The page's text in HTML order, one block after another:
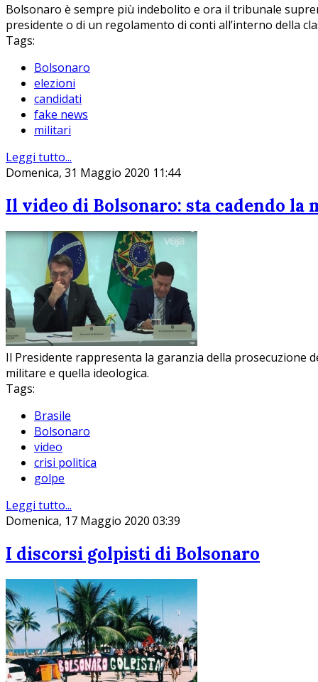
Bolsonaro è sempre più indebolito e ora il tribunale
presidente o di un regolamento di conti all’interno della
Tags:
Bolsonaro
elezioni
candidati
fake news
militari
Leggi tutto...
Domenica, 31 Maggio 2020 11:44
Il video di Bolsonaro: sta cadendo la
Il Presidente rappresenta la garanzia della prosecuzione
militare e quella ideologica.
Tags:
Brasile
Bolsonaro
video
crisi politica
golpe
Leggi tutto...
Domenica, 17 Maggio 2020 03:39
I discorsi golpisti di Bolsonaro